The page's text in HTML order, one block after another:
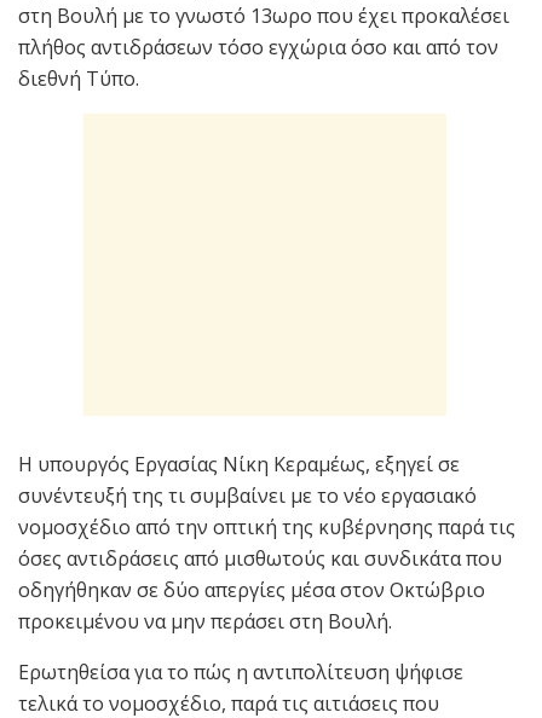
στη Βουλή με το γνωστό 13ωρο που έχει προκαλέσει
πλήθος αντιδράσεων τόσο εγχώρια όσο και από τον
διεθνή Τύπο.
Η υπουργός Εργασίας Νίκη Κεραμέως, εξηγεί σε
συνέντευξή της τι συμβαίνει με το νέο εργασιακό
νομοσχέδιο από την οπτική της κυβέρνησης παρά τις
όσες αντιδράσεις από μισθωτούς και συνδικάτα που
οδηγήθηκαν σε δύο απεργίες μέσα στον Οκτώβριο
προκειμένου να μην περάσει στη Βουλή.
Ερωτηθείσα για το πώς η αντιπολίτευση ψήφισε
τελικά το νομοσχέδιο, παρά τις αιτιάσεις που